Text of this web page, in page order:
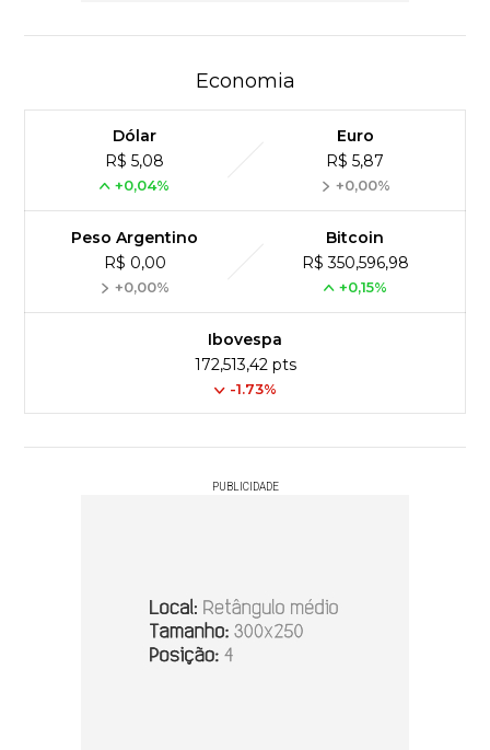
Economia
Dólar
R$ 5,08
+0,04%
Euro
R$ 5,87
+0,00%
Peso Argentino
R$ 0,00
+0,00%
Bitcoin
R$ 350,596,98
+0,15%
Ibovespa
172,513,42 pts
-1.73%
PUBLICIDADE